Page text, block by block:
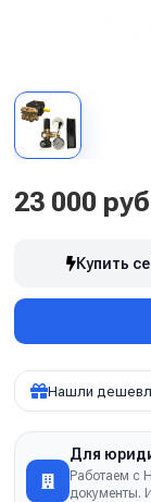
23 000
Купить
Нашли
Для
Работаем с
документы.